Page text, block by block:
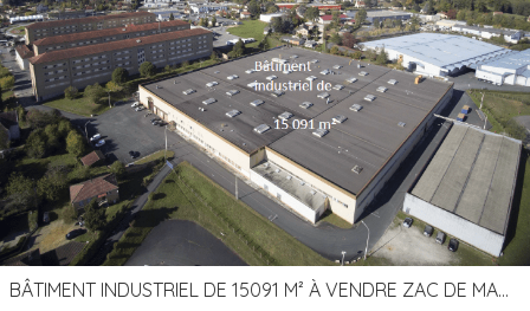
BÂTIMENT INDUSTRIEL DE 15091 M² À VENDRE ZAC DE MADRAZÈS À SARLAT (24)